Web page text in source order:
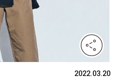
2022.03.20